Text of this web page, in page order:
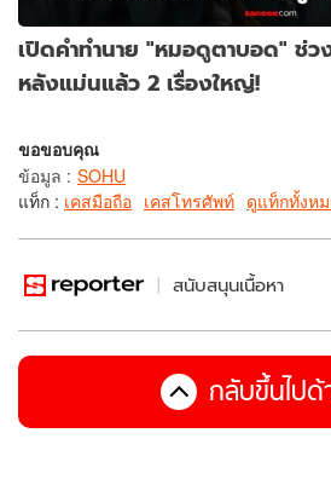
เปิดคำทำนาย "หมอดูตาบอด" ช่
หลังแม่นแล้ว 2 เรื่องใหญ่!
ขอขอบคุณ
ข้อมูล : SOHU
แท็ก : เคสมือถือ เคสโทรศัพท์ ดูแท็กทั้งห
สนับสนุนเนื้อหา
กลับขึ้นไปด้